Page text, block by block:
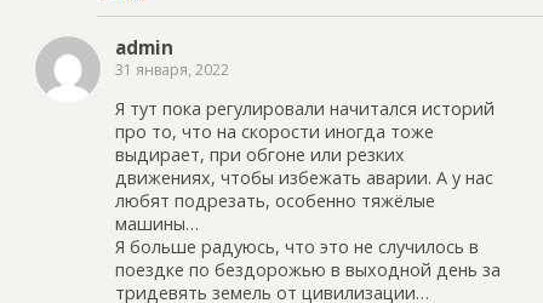
admin
31 января, 2022
Я тут пока регулировали начитался историй
про то, что на скорости иногда тоже
выдирает, при обгоне или резких
движениях, чтобы избежать аварии. А у нас
любят подрезать, особенно тяжёлые
машины…
Я больше радуюсь, что это не случилось в
поездке по бездорожью в выходной день за
тридевять земель от цивилизации…